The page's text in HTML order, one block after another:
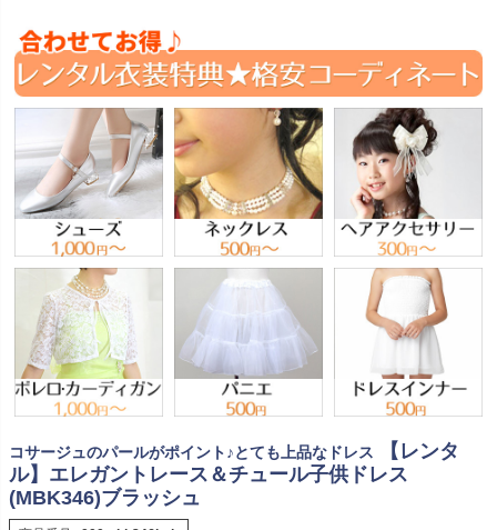
コサージュのパールがポイント♪とても上品なドレス
【レンタ
ル】エレガントレース＆チュール子供ドレス
(MBK346)ブラッシュ